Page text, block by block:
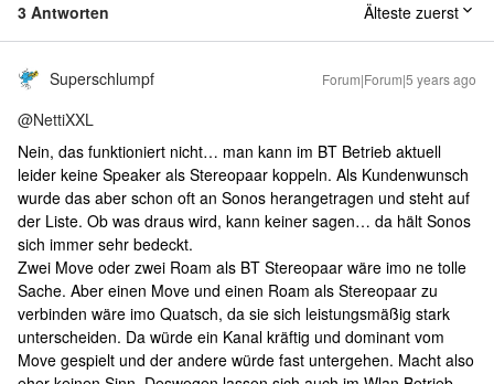
3 Antworten Älteste zuerst
Superschlumpf Forum|Forum|5 years ago
@NettiXXL
Nein, das funktioniert nicht… man kann im BT Betrieb aktuell
leider keine Speaker als Stereopaar koppeln. Als Kundenwunsch
wurde das aber schon oft an Sonos herangetragen und steht auf
der Liste. Ob was draus wird, kann keiner sagen… da hält Sonos
sich immer sehr bedeckt.
Zwei Move oder zwei Roam als BT Stereopaar wäre imo ne tolle
Sache. Aber einen Move und einen Roam als Stereopaar zu
verbinden wäre imo Quatsch, da sie sich leistungsmäßig stark
unterscheiden. Da würde ein Kanal kräftig und dominant vom
Move gespielt und der andere würde fast untergehen. Macht also